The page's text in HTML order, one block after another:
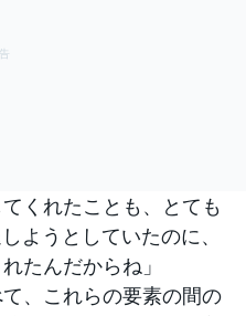
くれたことも、とても
ようとしていたのに、
たんだからね」
、これらの要素の間の